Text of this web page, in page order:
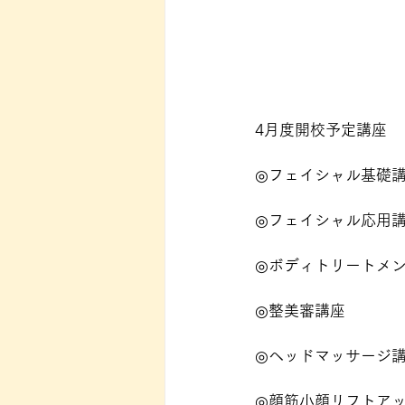
4月度開校予定講座
◎フェイシャル基礎
◎フェイシャル応用
◎ボディトリートメ
◎整美審講座
◎ヘッドマッサージ
◎顔筋小顔リフトア